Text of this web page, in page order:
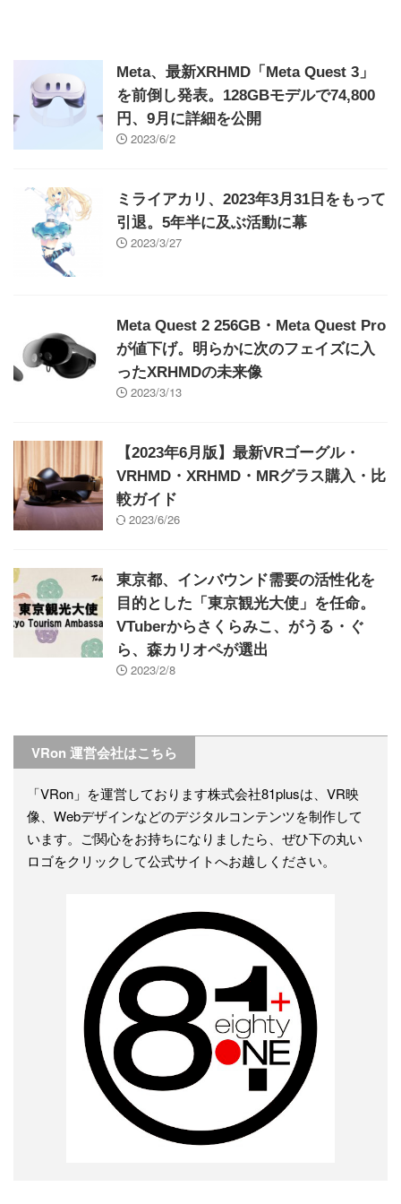
Meta、最新XRHMD「Meta Quest 3」
を前倒し発表。128GBモデルで74,800
円、9月に詳細を公開
2023/6/2
ミライアカリ、2023年3月31日をもって
引退。5年半に及ぶ活動に幕
2023/3/27
Meta Quest 2 256GB・Meta Quest Pro
が値下げ。明らかに次のフェイズに入
ったXRHMDの未来像
2023/3/13
【2023年6月版】最新VRゴーグル・
VRHMD・XRHMD・MRグラス購入・比
較ガイド
2023/6/26
東京都、インバウンド需要の活性化を
目的とした「東京観光大使」を任命。
VTuberからさくらみこ、がうる・ぐ
ら、森カリオペが選出
2023/2/8
VRon 運営会社はこちら
「VRon」を運営しております株式会社81plusは、VR映
像、Webデザインなどのデジタルコンテンツを制作して
います。ご関心をお持ちになりましたら、ぜひ下の丸い
ロゴをクリックして公式サイトへお越しください。